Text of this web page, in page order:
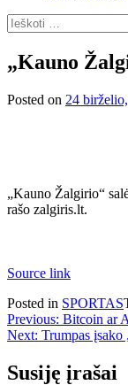
Ieškoti:
„Kauno
Posted on 24
„Kauno Žalgirio“
rašo zalgiris.lt.
Source link
Posted in SPORTAS
Navigacija
tarp
įrašų
Previous: Bitcoin ar
Next: Trumpas įsako
Susiję įrašai